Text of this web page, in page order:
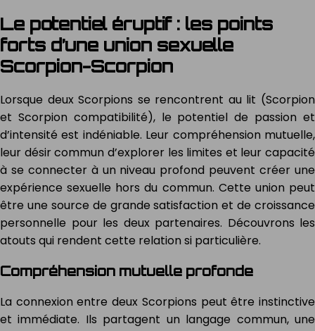
Le potentiel éruptif : les points
forts d’une union sexuelle
Scorpion-Scorpion
Lorsque deux Scorpions se rencontrent au lit (Scorpion
et Scorpion compatibilité), le potentiel de passion et
d’intensité est indéniable. Leur compréhension mutuelle,
leur désir commun d’explorer les limites et leur capacité
à se connecter à un niveau profond peuvent créer une
expérience sexuelle hors du commun. Cette union peut
être une source de grande satisfaction et de croissance
personnelle pour les deux partenaires. Découvrons les
atouts qui rendent cette relation si particulière.
Compréhension mutuelle profonde
La connexion entre deux Scorpions peut être instinctive
et immédiate. Ils partagent un langage commun, une